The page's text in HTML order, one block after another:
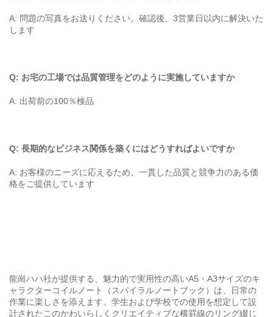
A: 問題の写真をお送りください。確認後、3営業日以内に解決いた
します
Q: お宅の工場では品質管理をどのように実施していますか
A: 出荷前の100％検品
Q: 長期的なビジネス関係を築くにはどうすればよいですか
A: お客様のニーズに応えるため、一貫した品質と競争力のある価
格をご提供しています
龍崗ハハ社が提供する、魅力的で実用性の高いA5・A3サイズのキ
ャラクターコイルノート（スパイラルノートブック）は、日常の
作業に楽しさを添えます。学生および学校での使用を想定して設
計されたこのかわいらしくクリエイティブな横罫線のリング綴じ